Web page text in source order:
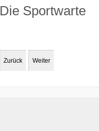
Die Sportwarte
Zurück Weiter